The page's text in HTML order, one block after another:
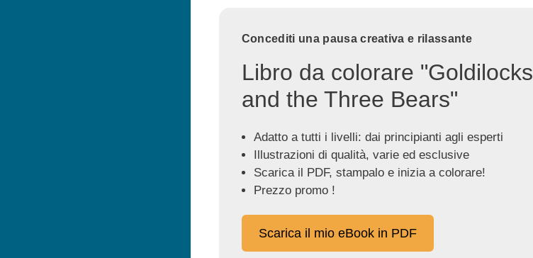
Concediti una pausa creativa e rilassante
Libro da colorare "Goldilocks
and the Three Bears"
Adatto a tutti i livelli: dai principianti agli esperti
Illustrazioni di qualità, varie ed esclusive
Scarica il PDF, stampalo e inizia a colorare!
Prezzo promo !
Scarica il mio eBook in PDF